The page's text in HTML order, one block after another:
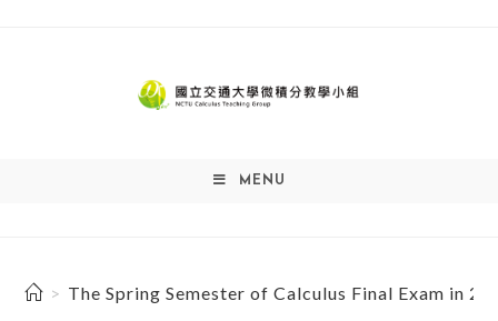
MENU
> The Spring Semester of Calculus Final Exam in